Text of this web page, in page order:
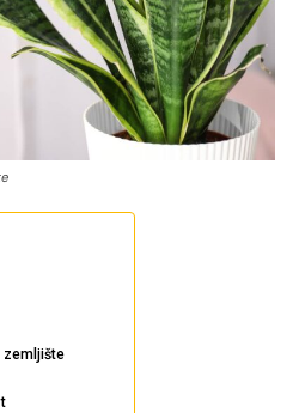
zemljište